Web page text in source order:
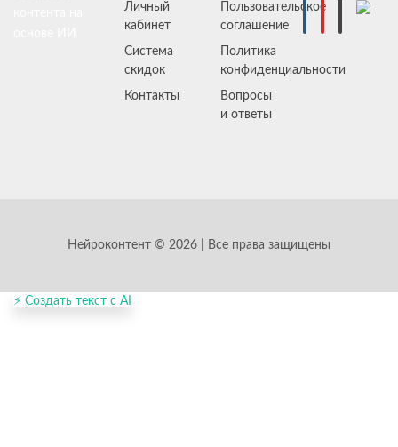
Личный
кабинет
Система
скидок
Контакты
Пользовательское
соглашение
Политика
конфиденциальности
Вопросы
и ответы
Нейроконтент © 2026 | Все права защищены
⚡ Создать текст с AI